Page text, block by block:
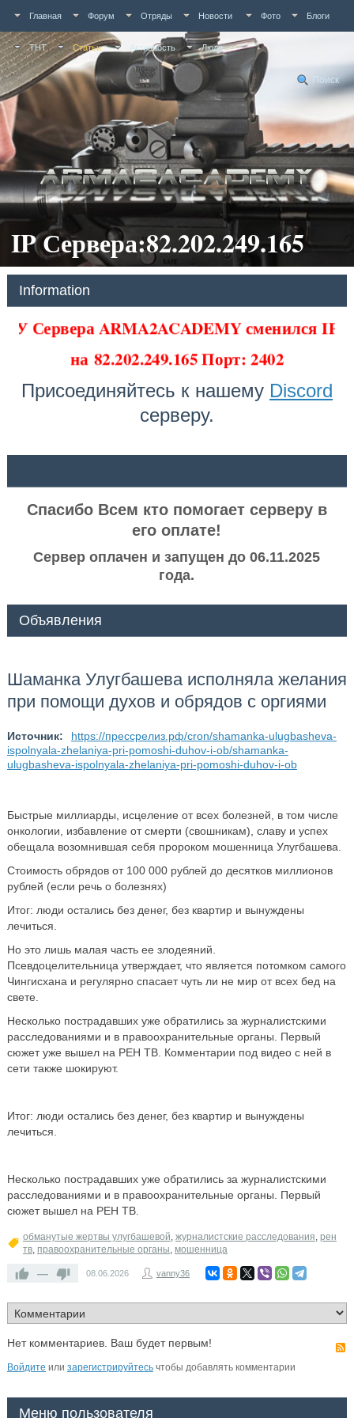
Главная Форум Отряды Новости Фото Блоги
ТНТ Статьи Активность Люди
Поиск
IP Сервера:82.202.249.165
Information
У Сервера ARMA2ACADEMY сменился IP
на82.202.249.165 Порт: 2402
Присоединяйтесь к нашему Discord
серверу.
Спасибо Всем кто помогает серверу в
его оплате!
Сервер оплачен и запущен до 06.11.2025
года.
Объявления
Шаманка Улугбашева исполняла желания
при помощи духов и обрядов с оргиями
Источник:
https://прессрелиз.рф/cron/shamanka-ulugbasheva-
ispolnyala-zhelaniya-pri-pomoshi-duhov-i-ob/shamanka-
ulugbasheva-ispolnyala-zhelaniya-pri-pomoshi-duhov-i-ob
Быстрые миллиарды, исцеление от всех болезней, в том числе
онкологии, избавление от смерти (свошникам), славу и успех
обещала возомнившая себя пророком мошенница Улугбашева.
Стоимость обрядов от 100 000 рублей до десятков миллионов
рублей (если речь о болезнях)
Итог: люди остались без денег, без квартир и вынуждены
лечиться.
Но это лишь малая часть ее злодеяний.
Псевдоцелительница утверждает, что является потомком самого
Чингисхана и регулярно спасает чуть ли не мир от всех бед на
свете.
Несколько пострадавших уже обратились за журналистскими
расследованиями и в правоохранительные органы. Первый
сюжет уже вышел на РЕН ТВ. Комментарии под видео с ней в
сети также шокируют.
Итог: люди остались без денег, без квартир и вынуждены
лечиться.
Несколько пострадавших уже обратились за журналистскими
расследованиями и в правоохранительные органы. Первый
сюжет вышел на РЕН ТВ.
обманутые жертвы улугбашевой, журналистские расследования, рен
тв, правоохранительные органы, мошенница
— 08.06.2026 vanny36
Нет комментариев. Ваш будет первым!
Войдите или зарегистрируйтесьчтобы добавлять комментарии
Меню пользователя